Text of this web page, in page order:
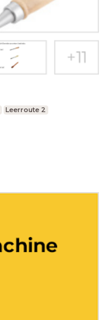
Leerroute 2